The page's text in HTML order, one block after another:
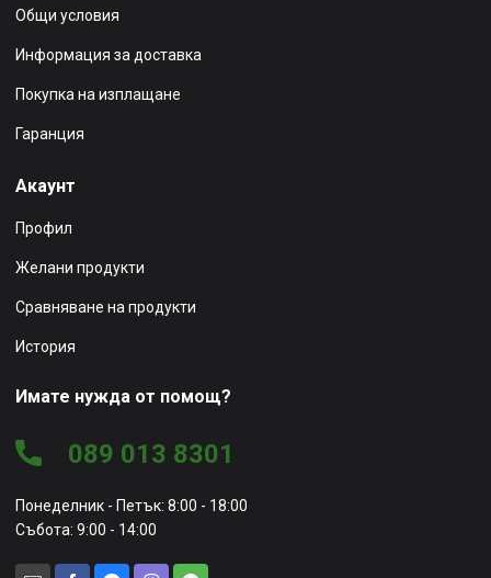
Общи условия
Информация за доставка
Покупка на изплащане
Гаранция
Акаунт
Профил
Желани продукти
Сравняване на продукти
История
Имате нужда от помощ?
089 013 8301
Понеделник - Петък: 8:00 - 18:00
Събота: 9:00 - 14:00